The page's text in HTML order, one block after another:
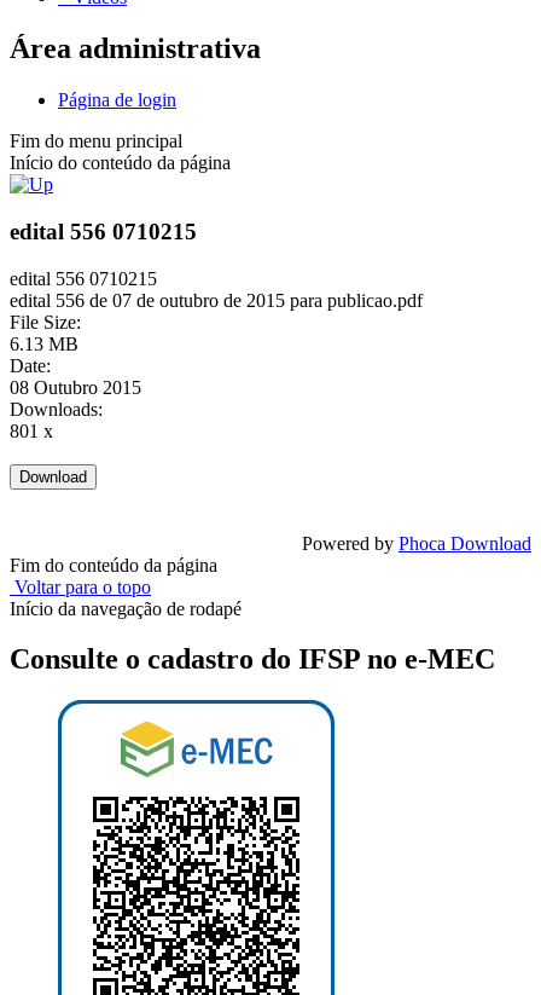
Área administrativa
Página de login
Fim do menu principal
Início do conteúdo da página
edital 556 0710215
edital 556 0710215
edital 556 de 07 de outubro de 2015 para publicao.pdf
File Size:
6.13 MB
Date:
08 Outubro 2015
Downloads:
801 x
Powered by Phoca Download
Fim do conteúdo da página
Voltar para o topo
Início da navegação de rodapé
Consulte o cadastro do IFSP no e-MEC